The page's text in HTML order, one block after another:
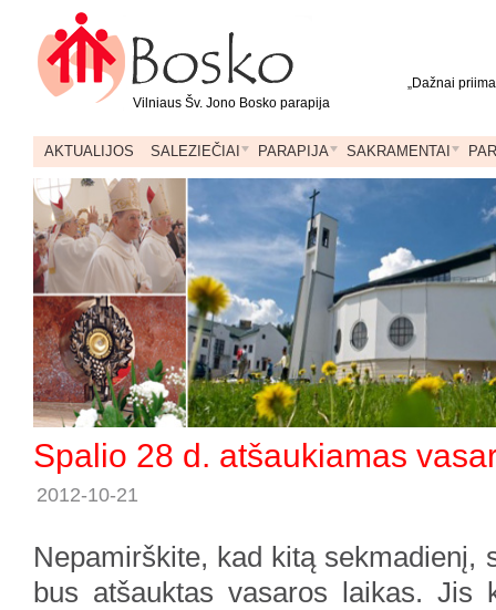
„Dažnai
Vilniaus Šv. Jono Bosko parapija
AKTUALIJOS SALEZIEČIAI PARAPIJA SAKRAMENTAI
Spalio 28 d. atšaukiamas
2012-10-21
Nepamirškite, kad kitą sekmadienį,
bus atšauktas vasaros laikas. Jis